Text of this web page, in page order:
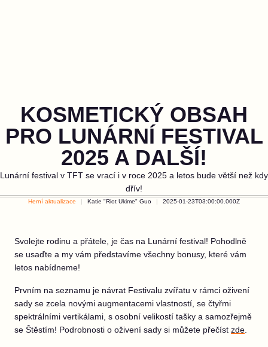
KOSMETICKÝ OBSAH
PRO LUNÁRNÍ FESTIVAL
2025 A DALŠÍ!
Lunární festival v TFT se vrací i v roce 2025 a letos bude větší než kdy
dřív!
Herní aktualizace Katie "Riot Ukime" Guo 2025-01-23T03:00:00.000Z
Svolejte rodinu a přátele, je čas na Lunární festival! Pohodlně
se usaďte a my vám představíme všechny bonusy, které vám
letos nabídneme!
Prvním na seznamu je návrat Festivalu zvířatu v rámci oživení
sady se zcela novými augmentacemi vlastností, se čtyřmi
spektrálními vertikálami, s osobní velikostí tašky a samozřejmě
se Štěstím! Podrobnosti o oživení sady si můžete přečíst zde